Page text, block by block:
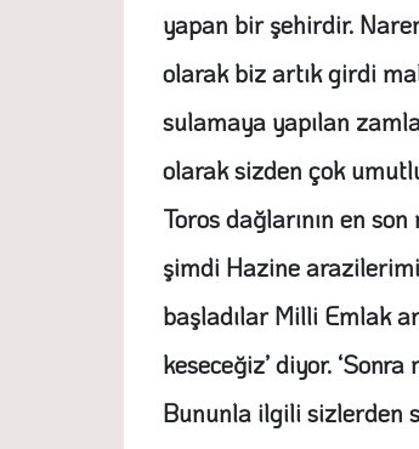
yapan bir şehirdir.
olarak biz artık girdi
sulamaya yapılan
olarak sizden çok
Toros dağlarının en
şimdi Hazine
başladılar Milli Emlak
keseceğiz’ diyor.
Bununla ilgili sizlerden